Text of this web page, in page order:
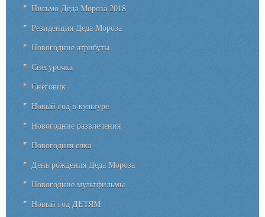
Письмо Деда Мороза 2018
Резиденция Деда Мороза
Новогодние атрибуты
Снегурочка
Снеговик
Новый год в культуре
Новогодние развлечения
Новогодняя елка
День рождения Деда Мороза
Новогодние мультфильмы
Новый год ДЕТЯМ